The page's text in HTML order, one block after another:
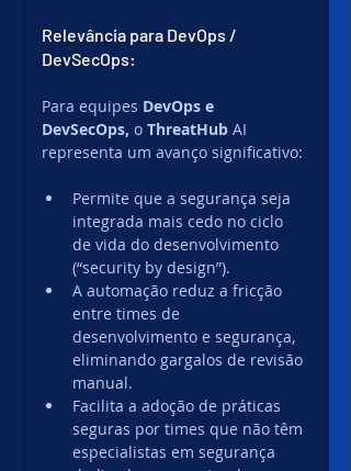
Relevância para DevOps /
DevSecOps:
Para equipes DevOps e
DevSecOps, o ThreatHub AI
representa um avanço significativo:
Permite que a segurança seja
integrada mais cedo no ciclo
de vida do desenvolvimento
(“security by design”).
A automação reduz a fricção
entre times de
desenvolvimento e segurança,
eliminando gargalos de revisão
manual.
Facilita a adoção de práticas
seguras por times que não têm
especialistas em segurança